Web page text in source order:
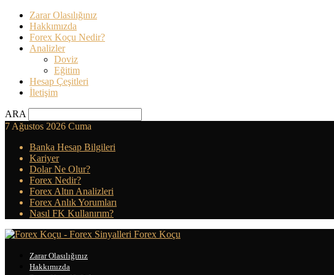
Zarar Olasılığınız
Hakkımızda
Forex Koçu Nedir?
Analizler
Doviz
Eğitim
Hesap Çeşitleri
İletişim
ARA
7 Ağustos 2026 Cuma
Banka Hesap Bilgileri
Kariyer
Dolar Ne Olur?
Forex Nedir?
Forex Altın Analizleri
Forex Anlık Yorumları
Nasıl FK Kullanırım?
Forex Koçu
Zarar Olasılığınız
Hakkımızda